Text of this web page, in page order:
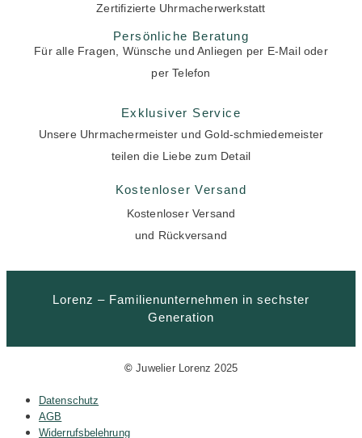
Zertifizierte Uhrmacherwerkstatt
Persönliche Beratung
Für alle Fragen, Wünsche und Anliegen per E-Mail oder
per Telefon
Exklusiver Service
Unsere Uhrmachermeister und Gold-schmiedemeister
teilen die Liebe zum Detail
Kostenloser Versand
Kostenloser Versand
und Rückversand
Lorenz – Familienunternehmen in sechster
Generation
© Juwelier Lorenz 2025
Datenschutz
AGB
Widerrufsbelehrung